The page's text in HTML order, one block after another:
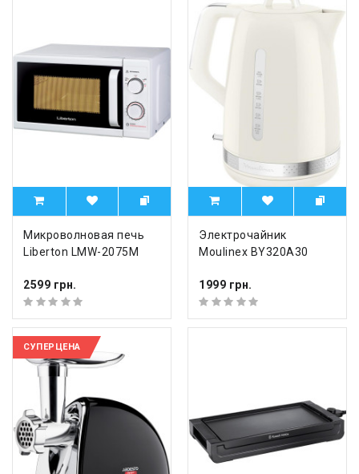
Микроволновая печь
Liberton LMW-2075M
2599 грн.
Электрочайник
Moulinex BY320A30
1999 грн.
СУПЕРЦЕНА